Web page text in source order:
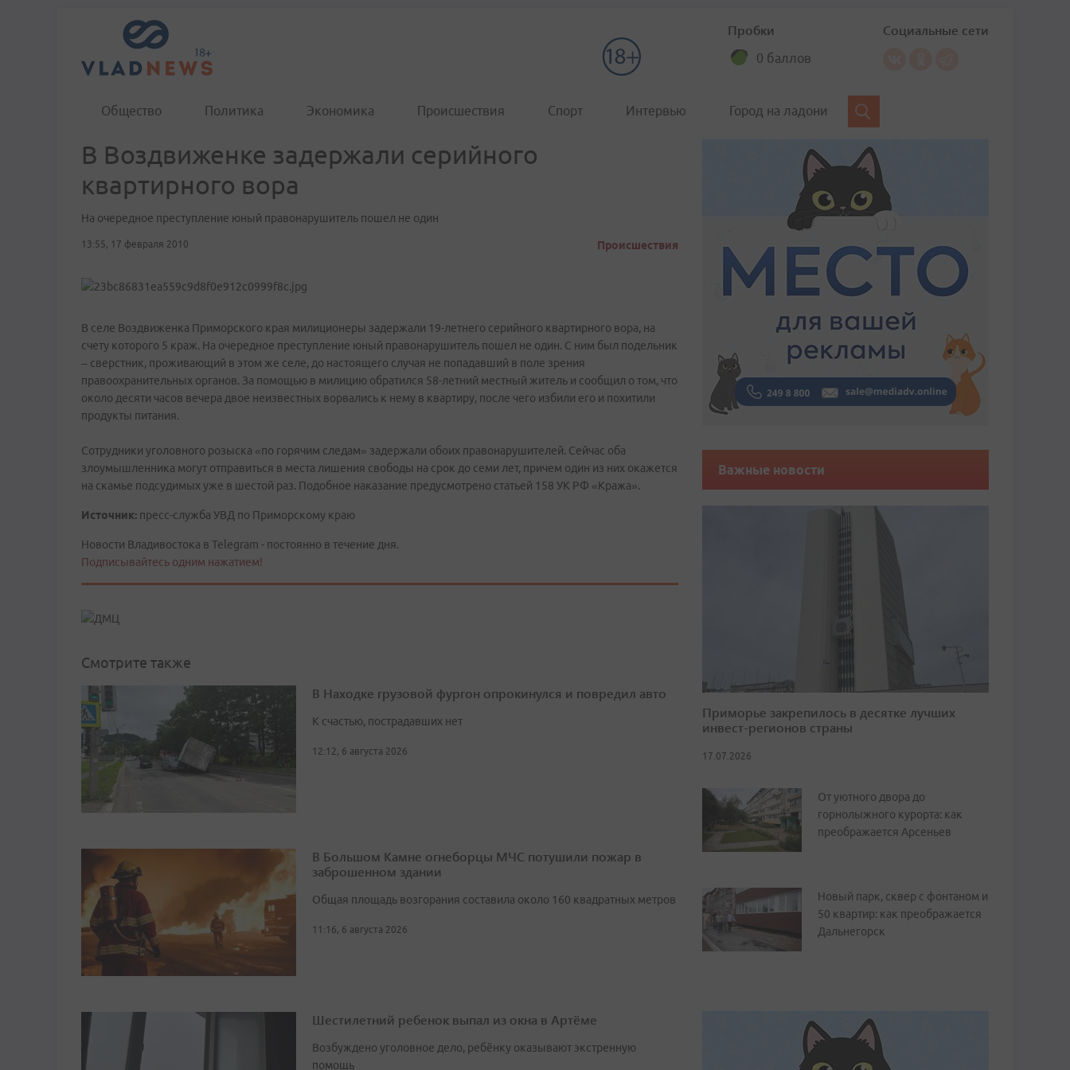
Пробки
0 баллов
Социальные сети
Общество Политика Экономика Происшествия Спорт Интервью Город на ладони
В Воздвиженке задержали серийного
квартирного вора
На очередное преступление юный правонарушитель пошел не один
13:55, 17 февраля 2010 Происшествия
В селе Воздвиженка Приморского края милиционеры задержали 19-летнего серийного квартирного вора, на
счету которого 5 краж. На очередное преступление юный правонарушитель пошел не один. С ним был подельник
– сверстник, проживающий в этом же селе, до настоящего случая не попадавший в поле зрения
правоохранительных органов. За помощью в милицию обратился 58-летний местный житель и сообщил о том, что
около десяти часов вечера двое неизвестных ворвались к нему в квартиру, после чего избили его и похитили
продукты питания.
Сотрудники уголовного розыска «по горячим следам» задержали обоих правонарушителей. Сейчас оба
злоумышленника могут отправиться в места лишения свободы на срок до семи лет, причем один из них окажется
на скамье подсудимых уже в шестой раз. Подобное наказание предусмотрено статьей 158 УК РФ «Кража».
Источник: пресс-служба УВД по Приморскому краю
Новости Владивостока в Telegram - постоянно в течение дня.
Подписывайтесь одним нажатием!
Смотрите также
В Находке грузовой фургон опрокинулся и повредил авто
К счастью, пострадавших нет
12:12, 6 августа 2026
В Большом Камне огнеборцы МЧС потушили пожар в
заброшенном здании
Общая площадь возгорания составила около 160 квадратных метров
11:16, 6 августа 2026
Шестилетний ребенок выпал из окна в Артёме
Возбуждено уголовное дело, ребёнку оказывают экстренную
помощь
Важные новости
Приморье закрепилось в десятке лучших
инвест-регионов страны
17.07.2026
От уютного двора до
горнолыжного курорта: как
преображается Арсеньев
Новый парк, сквер с фонтаном и
50 квартир: как преображается
Дальнегорск